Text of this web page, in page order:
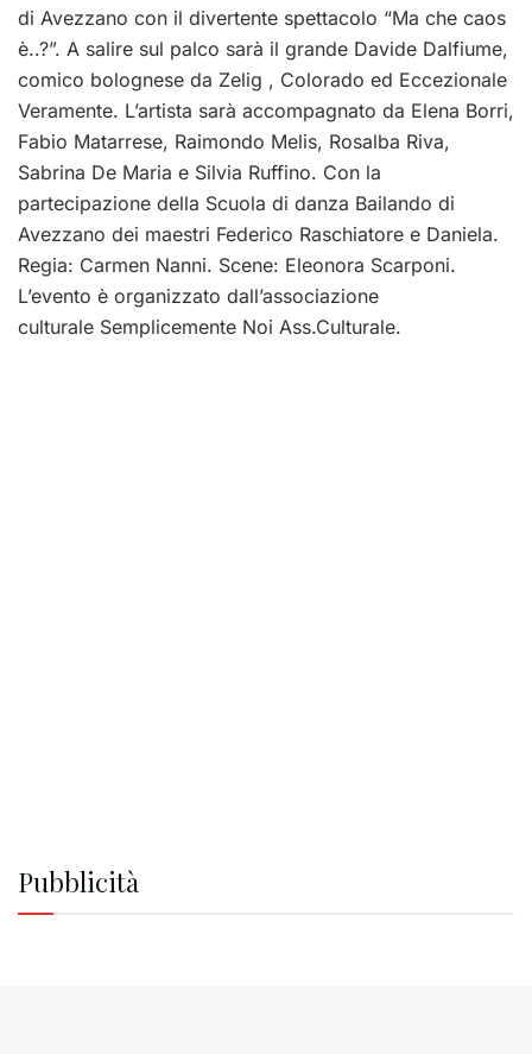
di Avezzano con il divertente spettacolo “Ma che caos
è..?”. A salire sul palco sarà il grande Davide Dalfiume,
comico bolognese da Zelig , Colorado ed Eccezionale
Veramente. L’artista sarà accompagnato da Elena Borri,
Fabio Matarrese, Raimondo Melis, Rosalba Riva,
Sabrina De Maria e Silvia Ruffino. Con la
partecipazione della Scuola di danza Bailando di
Avezzano dei maestri Federico Raschiatore e Daniela.
Regia: Carmen Nanni. Scene: Eleonora Scarponi.
L’evento è organizzato dall’associazione
culturale Semplicemente Noi Ass.Culturale.
Pubblicità